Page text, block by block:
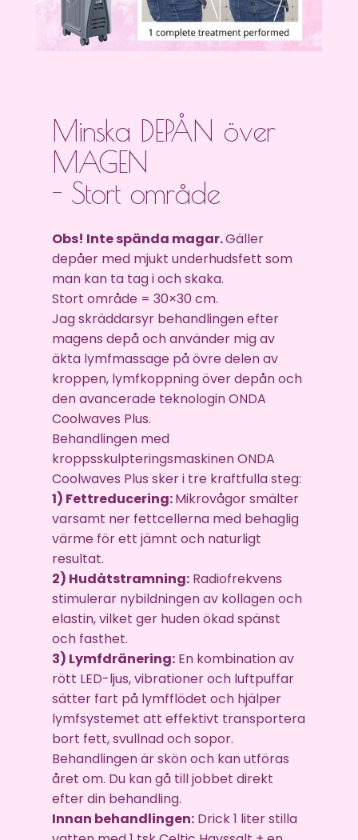
Minska DEPÅN över
MAGEN
- Stort område
Obs! Inte spända magar.Gäller
depåer med mjukt underhudsfett som
man kan ta tag i och skaka.
Stort område = 30×30 cm.
Jag skräddarsyr behandlingen efter
magens depå och använder mig av
äkta lymfmassage på övre delen av
kroppen, lymfkoppning över depån och
den avancerade teknologin ONDA
Coolwaves Plus.
Behandlingen med
kroppsskulpteringsmaskinen ONDA
Coolwaves Plus sker i tre kraftfulla steg:
1) Fettreducering:Mikrovågor smälter
varsamt ner fettcellerna med behaglig
värme för ett jämnt och naturligt
resultat.
2) Hudåtstramning: Radiofrekvens
stimulerar nybildningen av kollagen och
elastin, vilket ger huden ökad spänst
och fasthet.
3) Lymfdränering: En kombination av
rött LED-ljus, vibrationer och luftpuffar
sätter fart på lymfflödet och hjälper
lymfsystemet att effektivt transportera
bort fett, svullnad och sopor.
Behandlingen är skön och kan utföras
året om. Du kan gå till jobbet direkt
efter din behandling.
Innan behandlingen: Drick 1 liter stilla